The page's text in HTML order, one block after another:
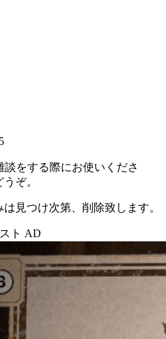
談をする際にお使いくださ
ぞ。
見つけ次第、削除致します。
ト AD